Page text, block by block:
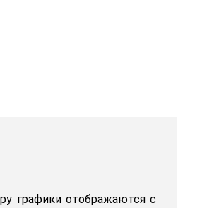
графики отображаются с